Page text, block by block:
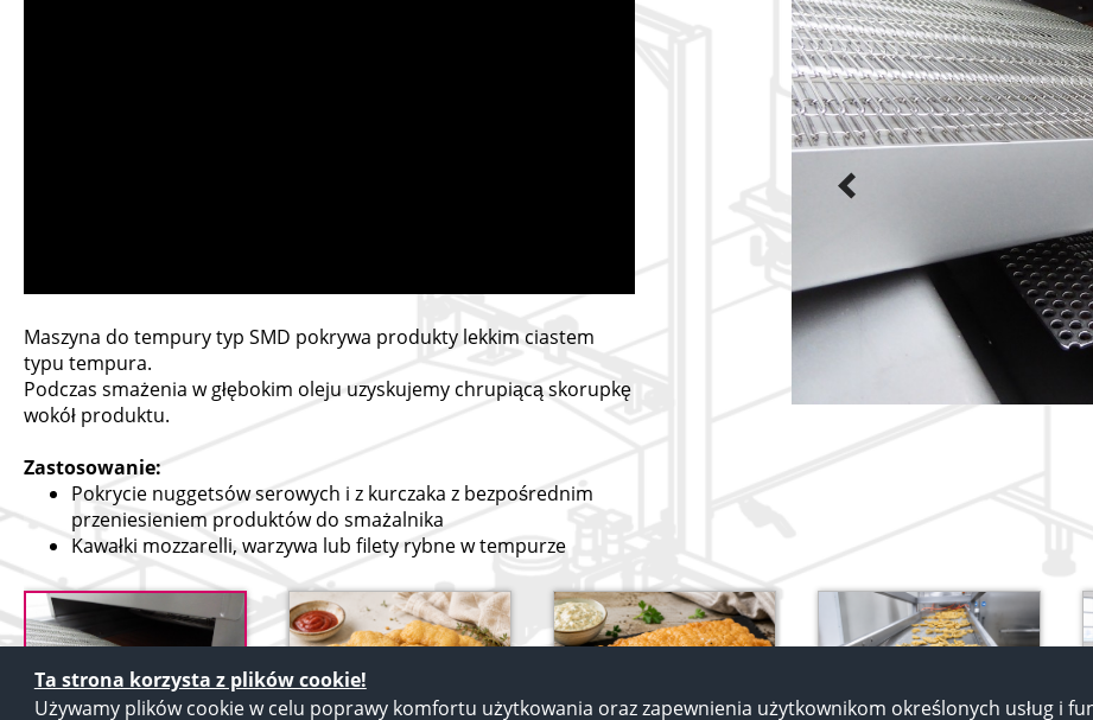
Ta strona korzysta z plików cookie!
Używamy plików cookie w celu poprawy komfortu użytkowania oraz zapewnienia użytkownikom określonych usług i
Maszyna do tempury typ SMD pokrywa produkty lekkim ciastem
typu tempura.
Podczas smażenia w głębokim oleju uzyskujemy chrupiącą skorupkę
wokół produktu.
Zastosowanie:
Pokrycie nuggetsów serowych i z kurczaka z bezpośrednim
przeniesieniem produktów do smażalnika
Kawałki mozzarelli, warzywa lub filety rybne w tempurze